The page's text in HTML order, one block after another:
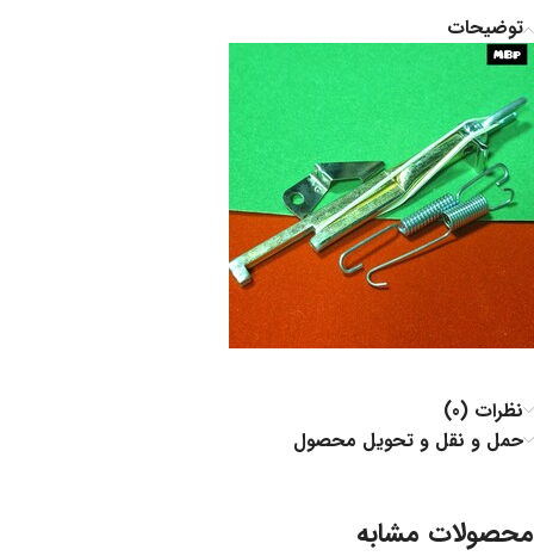
توضیحات
نظرات (0)
حمل و نقل و تحویل محصول
محصولات مشابه